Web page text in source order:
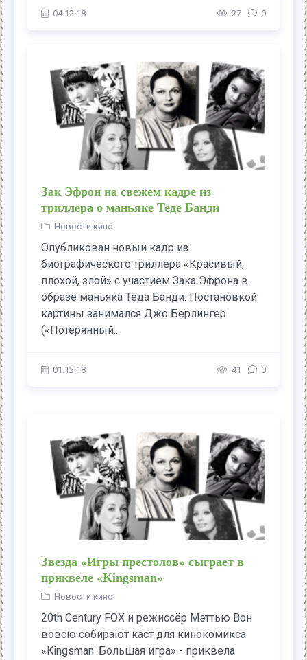
04.12.18 27 0
Зак Эфрон на свежем кадре из
триллера о маньяке Теде Банди
Новости кино
Опубликован новый кадр из
биографического триллера «Красивый,
плохой, злой» с участием Зака Эфрона в
образе маньяка Теда Банди. Постановкой
картины занимался Джо Берлингер
(«Потерянный...
01.12.18 41 0
Звезда «Игры престолов» сыграет в
приквеле «Kingsman»
Новости кино
20th Century FOX и режиссёр Мэттью Вон
вовсю собирают каст для кинокомикса
«Kingsman: Большая игра» - приквела